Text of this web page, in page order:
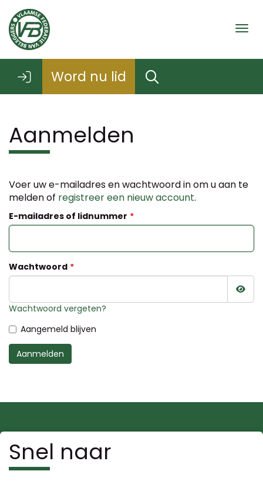
Word nu lid
Aanmelden
Voer uw e-mailadres en wachtwoord in om u aan te
melden of registreer een nieuw account.
E-mailadres of lidnummer
Wachtwoord
Wachtwoord vergeten?
Aangemeld blijven
Aanmelden
Snel naar